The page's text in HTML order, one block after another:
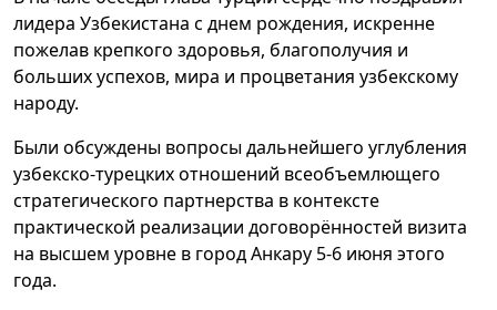
лидера Узбекистана с днем рождения, искренне
пожелав крепкого здоровья, благополучия и
больших успехов, мира и процветания узбекскому
народу.
Были обсуждены вопросы дальнейшего углубления
узбекско-турецких отношений всеобъемлющего
стратегического партнерства в контексте
практической реализации договорённостей визита
на высшем уровне в город Анкару 5-6 июня этого
года.